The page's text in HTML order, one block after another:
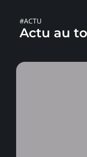
#ACTU
Actu au